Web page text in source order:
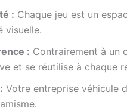
: Chaque jeu est un
visuelle.
: Contrairement à un
et se réutilise à chaque
Votre entreprise véhicule